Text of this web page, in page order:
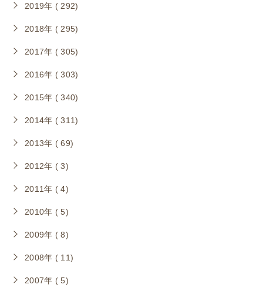
2019年 ( 292)
2018年 ( 295)
2017年 ( 305)
2016年 ( 303)
2015年 ( 340)
2014年 ( 311)
2013年 ( 69)
2012年 ( 3)
2011年 ( 4)
2010年 ( 5)
2009年 ( 8)
2008年 ( 11)
2007年 ( 5)